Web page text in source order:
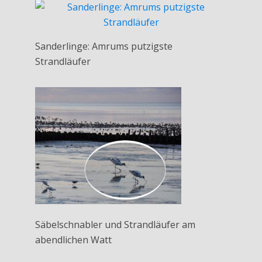
Sanderlinge: Amrums putzigste
Strandläufer
Säbelschnabler und Strandläufer am
abendlichen Watt